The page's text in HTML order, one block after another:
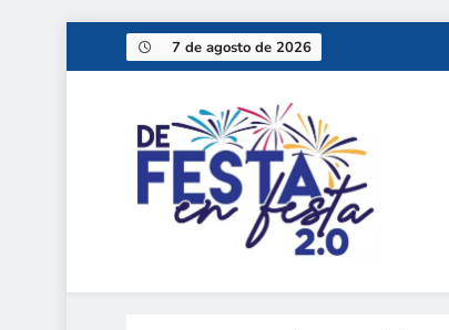
7 de agosto de 2026
De festa en festa 2.0